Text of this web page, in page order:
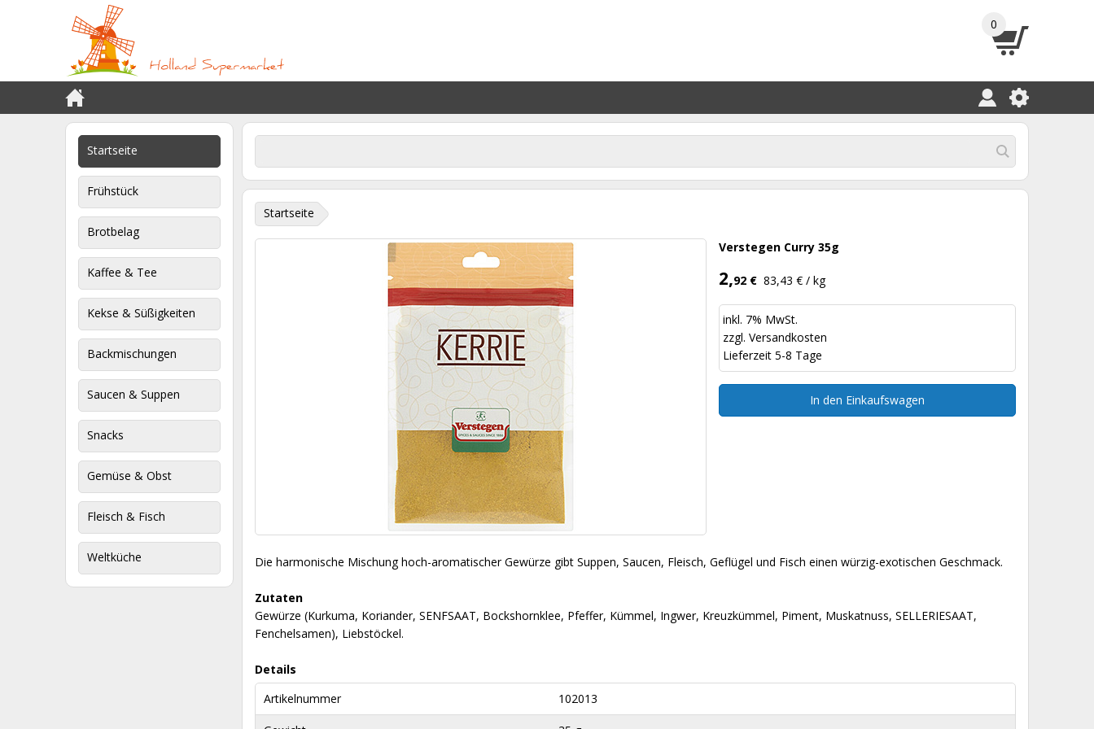
0
Startseite
Frühstück
Brotbelag
Kaffee & Tee
Kekse & Süßigkeiten
Backmischungen
Saucen & Suppen
Snacks
Gemüse & Obst
Fleisch & Fisch
Weltküche
Startseite
Verstegen Curry 35g
2,92 € 83,43 € / kg
inkl. 7% MwSt.
zzgl. Versandkosten
Lieferzeit 5-8 Tage
In den Einkaufswagen
Die harmonische Mischung hoch-aromatischer Gewürze gibt Suppen, Saucen, Fleisch, Geflügel und Fisch einen würzig-exotischen Geschmack.
Zutaten
Gewürze (Kurkuma, Koriander, SENFSAAT, Bockshornklee, Pfeffer, Kümmel, Ingwer, Kreuzkümmel, Piment, Muskatnuss, SELLERIESAAT,
Fenchelsamen), Liebstöckel.
Details
Artikelnummer
102013